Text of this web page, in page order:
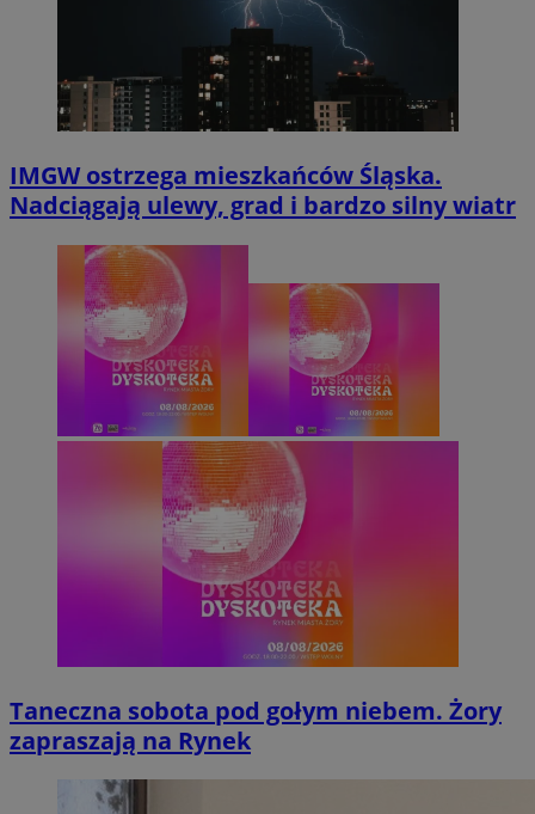
IMGW ostrzega mieszkańców Śląska.
Nadciągają ulewy, grad i bardzo silny wiatr
Taneczna sobota pod gołym niebem. Żory
zapraszają na Rynek